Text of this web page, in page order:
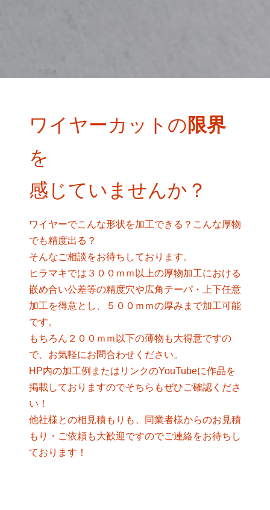
ワイヤーカットの限界
を
感じていませんか？
ワイヤーでこんな形状を加工できる？こんな厚物
でも精度出る？
そんなご相談をお待ちしております。
ヒラマキでは３００ｍｍ以上の厚物加工における
嵌め合い公差等の精度穴や広角テーパ・上下任意
加工を得意とし、５００ｍｍの厚みまで加工可能
です。
もちろん２００ｍｍ以下の薄物も大得意ですの
で、お気軽にお問合わせください。
HP内の加工例またはリンクのYouTubeに作品を
掲載しておりますのでそちらもぜひご確認くださ
い！
他社様との相見積もりも、同業者様からのお見積
もり・ご依頼も大歓迎ですのでご連絡をお待ちし
ております！